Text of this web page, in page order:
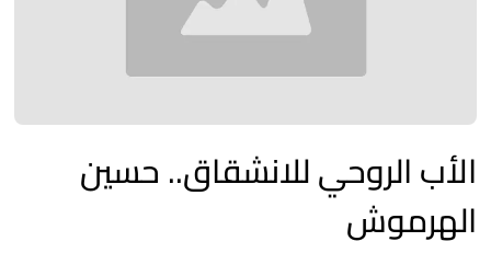
الأب الروحي للانشقاق.. حسين
الهرموش